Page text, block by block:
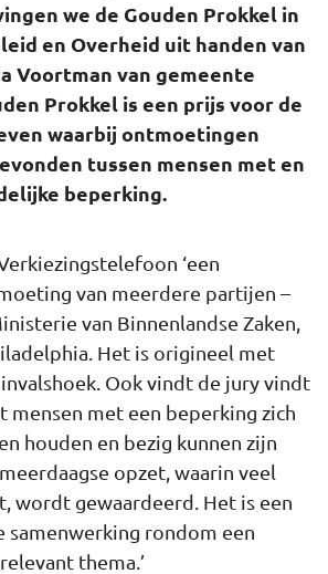
we de Gouden Prokkel in
en Overheid uit handen van
Voortman van gemeente
Prokkel is een prijs voor de
waarbij ontmoetingen
tussen mensen met en
beperking.
‘een
van meerdere partijen –
van Binnenlandse Zaken,
Het is origineel met
Ook vindt de jury vindt
mensen met een beperking zich
houden en bezig kunnen zijn
opzet, waarin veel
wordt gewaardeerd. Het is een
samenwerking rondom een
thema.’